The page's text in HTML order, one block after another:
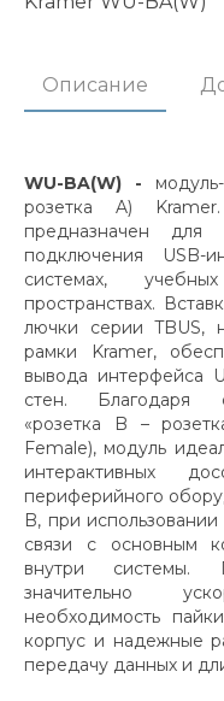
Описание
WU-BA(W) -
розетка A)
предназначен для
подключения USB-
системах,
пространствах.
лючки серии TBUS,
рамки Kramer,
вывода интерфейса
стен. Благодаря
«розетка B –
Female), модуль
интерактивных
периферийного
B, при
связи с основным
внутри системы.
значительно
необходимость
корпус и надежные
передачу данных и